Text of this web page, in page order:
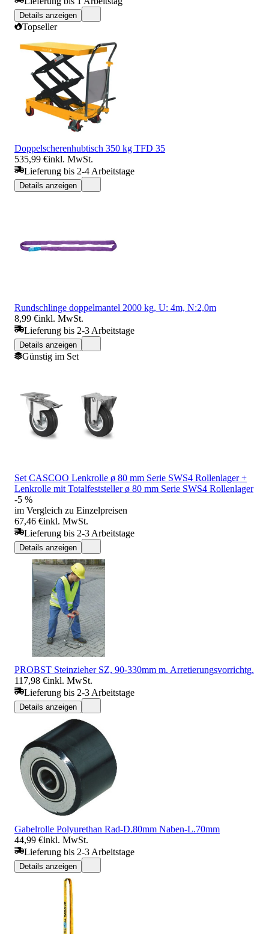
Details anzeigen
Topseller
Doppelscherenhubtisch 350 kg TFD 35
535,99 €inkl. MwSt.
Lieferung bis 2-4 Arbeitstage
Details anzeigen
Rundschlinge doppelmantel 2000 kg, U: 4m, N:2,0m
8,99 €inkl. MwSt.
Lieferung bis 2-3 Arbeitstage
Details anzeigen
Günstig im Set
Set CASCOO Lenkrolle ø 80 mm Serie SWS4 Rollenlager +
Lenkrolle mit Totalfeststeller ø 80 mm Serie SWS4 Rollenlager
-5 %
im Vergleich zu Einzelpreisen
67,46 €inkl. MwSt.
Lieferung bis 2-3 Arbeitstage
Details anzeigen
PROBST Steinzieher SZ, 90-330mm m. Arretierungsvorrichtg.
117,98 €inkl. MwSt.
Lieferung bis 2-3 Arbeitstage
Details anzeigen
Gabelrolle Polyurethan Rad-D.80mm Naben-L.70mm
44,99 €inkl. MwSt.
Lieferung bis 2-3 Arbeitstage
Details anzeigen